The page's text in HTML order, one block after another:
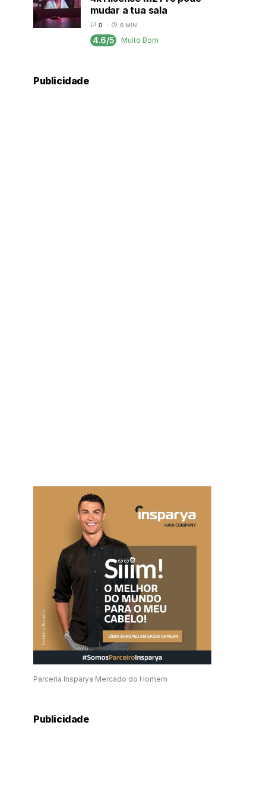
mudar a tua sala
0 6 MIN
4.6/5 Muito Bom
Publicidade
Parceria Insparya Mercado do Homem
Publicidade